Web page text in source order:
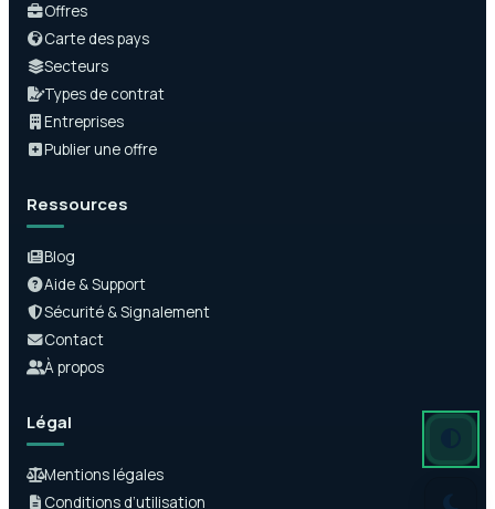
Offres
Carte des pays
Secteurs
Types de contrat
Entreprises
Publier une offre
Ressources
Blog
Aide & Support
Sécurité & Signalement
Contact
À propos
Légal
Mentions légales
Conditions d’utilisation
Mode
Mode
Mode clair